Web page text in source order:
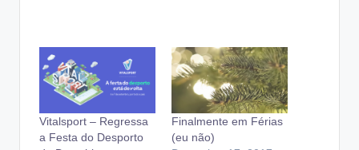
Vitalsport – Regressa
a Festa do Desporto
Finalmente em Férias
(eu não)